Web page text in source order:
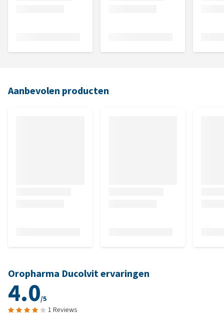
Aanbevolen producten
Oropharma Ducolvit ervaringen
4.0/5
1 Reviews